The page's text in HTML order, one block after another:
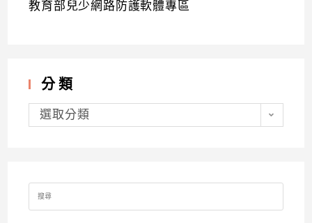
教育部兒少網路防護軟體專區
分類
分
類選取分類
Search
for: